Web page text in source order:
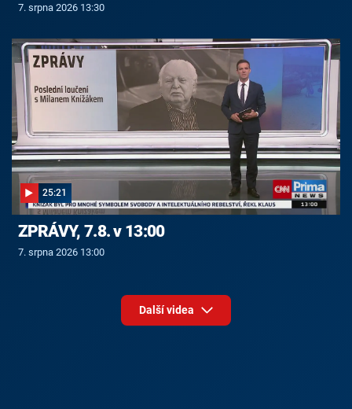
7. srpna 2026 13:30
25:21
ZPRÁVY, 7.8. v 13:00
7. srpna 2026 13:00
Další videa